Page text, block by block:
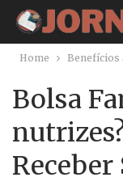
Home Benefícios
Bolsa